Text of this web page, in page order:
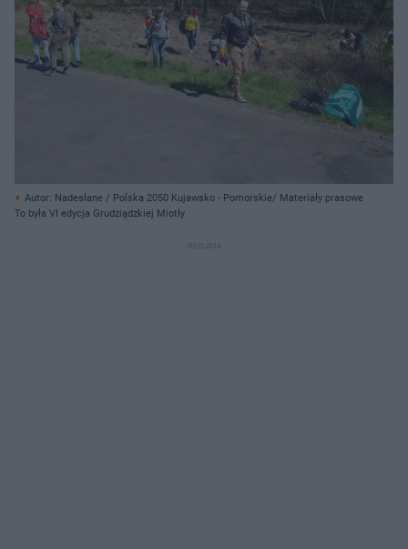
Autor: Nadesłane / Polska 2050 Kujawsko - Pomorskie/ Materiały prasowe
To była VI edycja Grudziądzkiej Miotły